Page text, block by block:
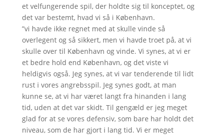
et velfungerende spil, der holdte sig til konceptet, og
det var bestemt, hvad vi så i København.
”vi havde ikke regnet med at skulle vinde så
overlegent og så sikkert, men vi havde troet på, at vi
skulle over til København og vinde. Vi synes, at vi er
et bedre hold end København, og det viste vi
heldigvis også. Jeg synes, at vi var tenderende til lidt
rust i vores angrebsspil. Jeg synes godt, at man
kunne se, at vi har været langt fra hinanden i lang
tid, uden at det var skidt. Til gengæld er jeg meget
glad for at se vores defensiv, som bare har holdt det
niveau, som de har gjort i lang tid. Vi er meget